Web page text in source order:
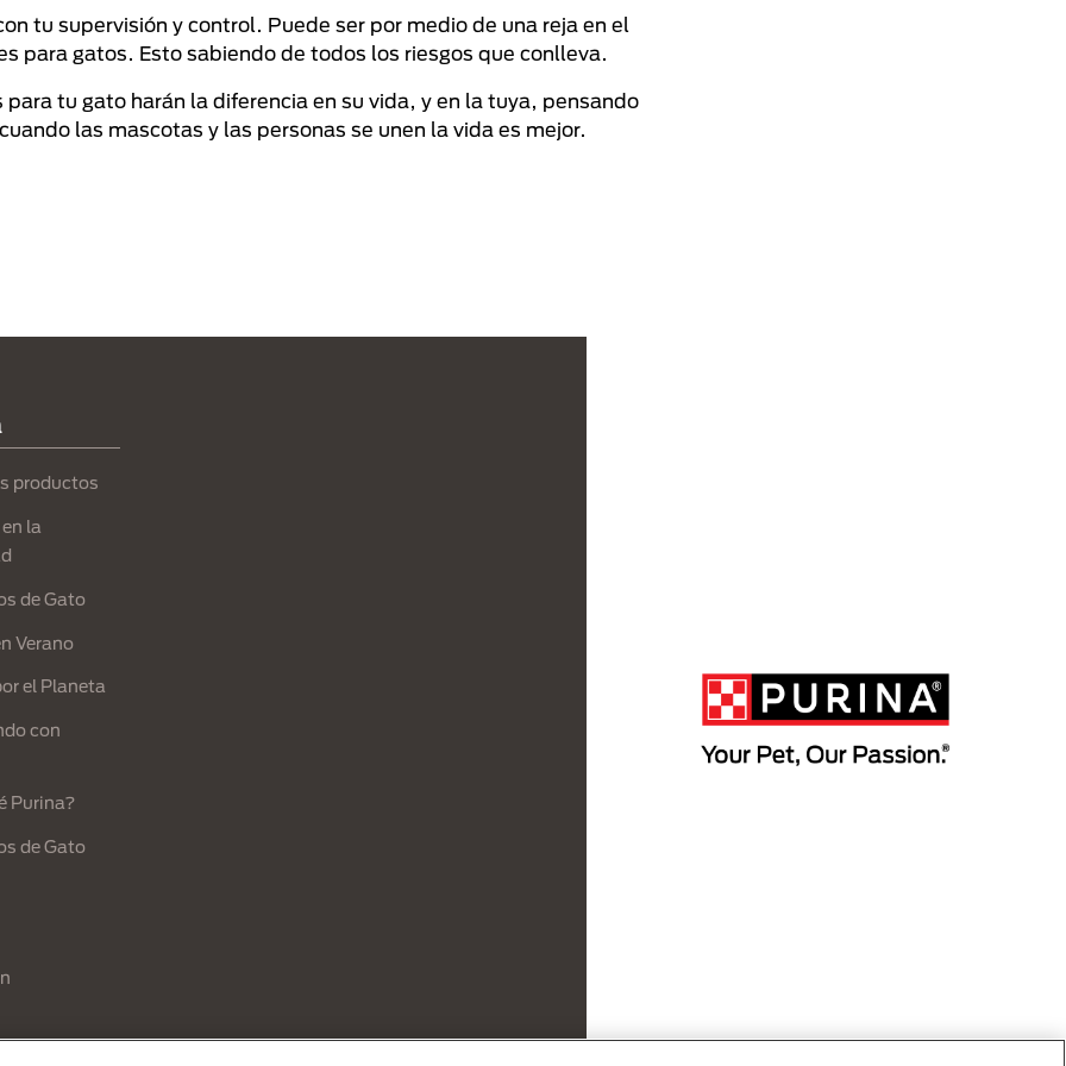
tu supervisión y control. Puede ser por medio de una reja en el
para gatos. Esto sabiendo de todos los riesgos que conlleva.
tu gato harán la diferencia en su vida, y en la tuya, pensando
las mascotas y las personas se unen la vida es mejor.
productos
la
de Gato
Verano
el Planeta
con
Purina?
de Gato